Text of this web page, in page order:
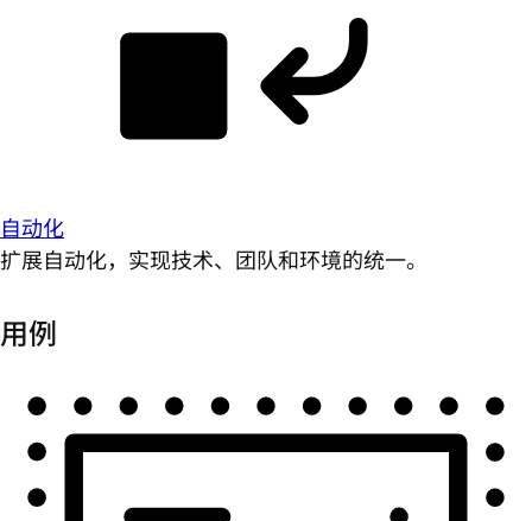
自动化
扩展自动化，实现技术、团队和环境的统一。
用例